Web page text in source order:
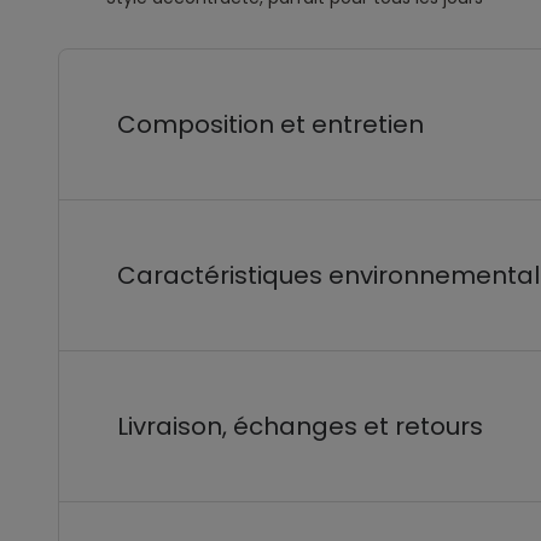
Composition et entretien
Caractéristiques
Livraison, échanges et retours